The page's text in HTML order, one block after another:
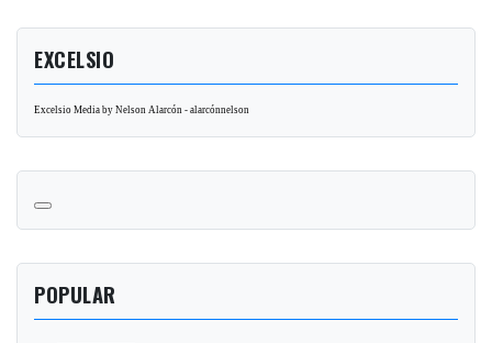
EXCELSIO
Excelsio Media by Nelson Alarcón - alarcónnelson
POPULAR